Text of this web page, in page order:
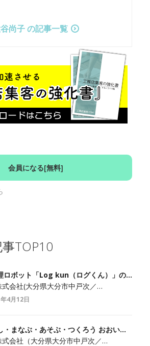
尚子 の記事一覧
会員になる[無料]
TOP10
現場管理ロボット「Log kun（ログくん）」のメディア向け見学会開催します！
式会社(大分県大分市中戸次／…
4月12日
「くらし・まなぶ・あそぶ・つくろう おおいた」でメディア見学会開催！
式会社（大分県大分市中戸次／…